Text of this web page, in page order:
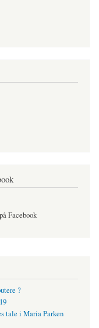
Facebook
?
tale i Maria Parken